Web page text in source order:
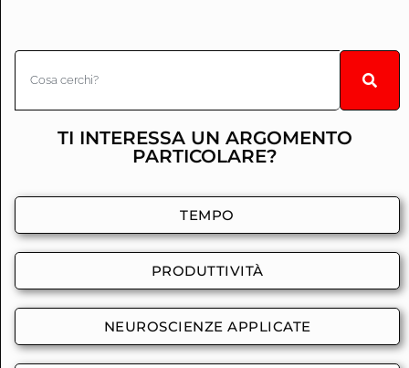
TI INTERESSA UN ARGOMENTO
PARTICOLARE?
TEMPO
PRODUTTIVITÀ
NEUROSCIENZE APPLICATE